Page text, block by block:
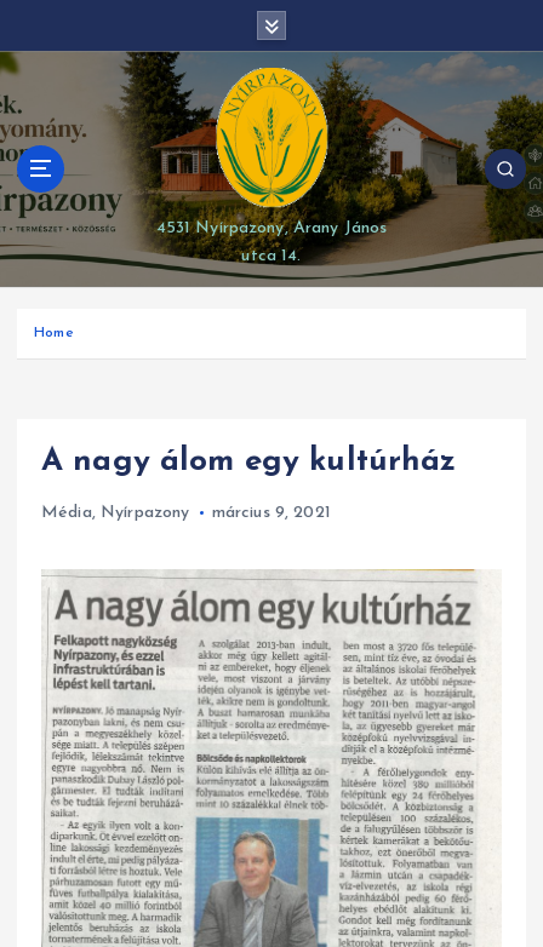
i
p
t
o
c
o
n
t
e
4531 Nyírpazony, Arany János
utca 14.
Home
A nagy álom egy kultúrház
Média, Nyírpazony március 9, 2021
modal-check